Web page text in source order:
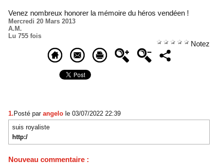
Venez nombreux honorer la mémoire du héros vendéen !
Mercredi 20 Mars 2013
A.M.
Lu 755 fois
Notez
1. Posté par angelo le 03/07/2022 22:39
suis royaliste
http:/
Nouveau commentaire :